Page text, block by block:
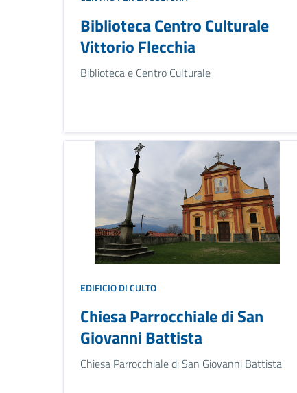
Biblioteca Centro Culturale
Vittorio Flecchia
Biblioteca e Centro Culturale
EDIFICIO DI CULTO
Chiesa Parrocchiale di San
Giovanni Battista
Chiesa Parrocchiale di San Giovanni Battista